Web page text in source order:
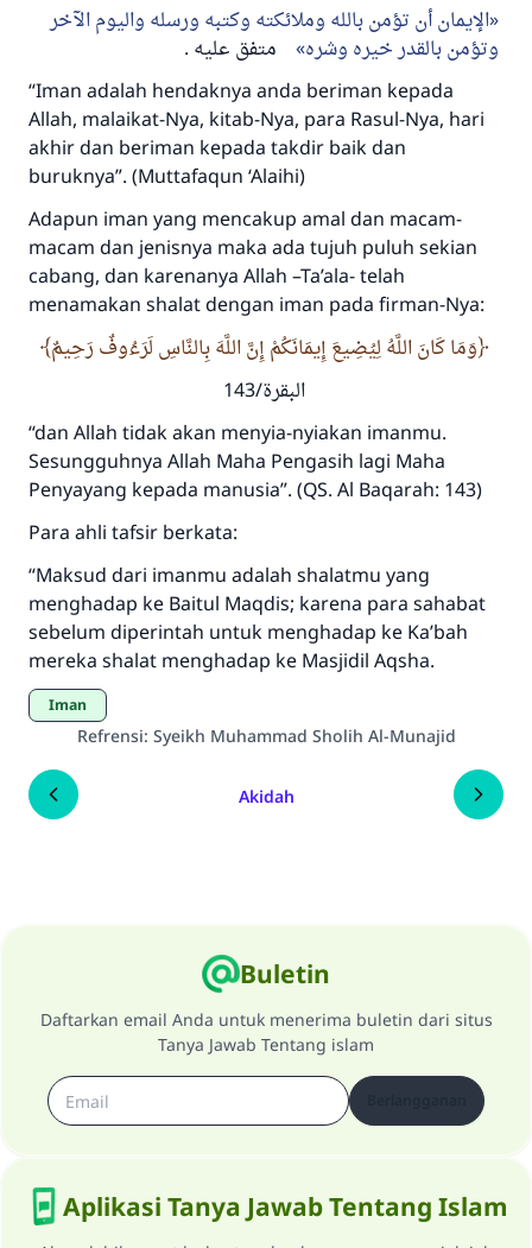
الإيمان أن تؤمن بالله وملائكته وكتبه ورسله واليوم الآخر
وتؤمن بالقدر خيره وشره
متفق عليه .
“Iman adalah hendaknya anda beriman kepada
Allah, malaikat-Nya, kitab-Nya, para Rasul-Nya, hari
akhir dan beriman kepada takdir baik dan
buruknya”. (Muttafaqun ‘Alaihi)
Adapun iman yang mencakup amal dan macam-
macam dan jenisnya maka ada tujuh puluh sekian
cabang, dan karenanya Allah –Ta’ala- telah
menamakan shalat dengan iman pada firman-Nya:
وَمَا كَانَ اللَّهُ لِيُضِيعَ إِيمَانَكُمْ إِنَّ اللَّهَ بِالنَّاسِ لَرَءُوفٌ رَحِيمٌ
البقرة/143
“dan Allah tidak akan menyia-nyiakan imanmu.
Sesungguhnya Allah Maha Pengasih lagi Maha
Penyayang kepada manusia”. (QS. Al Baqarah: 143)
Para ahli tafsir berkata:
“Maksud dari imanmu adalah shalatmu yang
menghadap ke Baitul Maqdis; karena para sahabat
sebelum diperintah untuk menghadap ke Ka’bah
mereka shalat menghadap ke Masjidil Aqsha.
Iman
Refrensi: Syeikh Muhammad Sholih Al-Munajid
Akidah
Buletin
Daftarkan email Anda untuk menerima buletin dari situs
Tanya Jawab Tentang islam
Aplikasi Tanya Jawab Tentang Islam
Jawaban no. 110845
menyelamatkan pernikahan.
Bantu kami dalam memberikan jawaban untuk umat
Rasulullah ﷺ bersabda
"Siapa yang menunjukkan suatu kebaikan,
sama dengan orang yang melakukannya"
MUSLIM, 1893
Saham